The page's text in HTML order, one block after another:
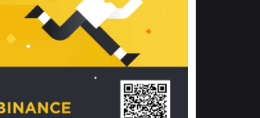
2. Các tiêu chí vàng khi lựa chọn
chăn ga gối đệm cao cấp cho phòng
ngủ
Để sở hữu một bộ chăn ga gối đệm
cao cấp hoàn hảo cả về thẩm mỹ lẫn
công năng, người tiêu dùng cần cân
nhắc kỹ lưỡng các tiêu chí quan trọng